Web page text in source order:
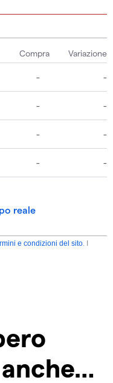
reale
e condizioni del sito. I